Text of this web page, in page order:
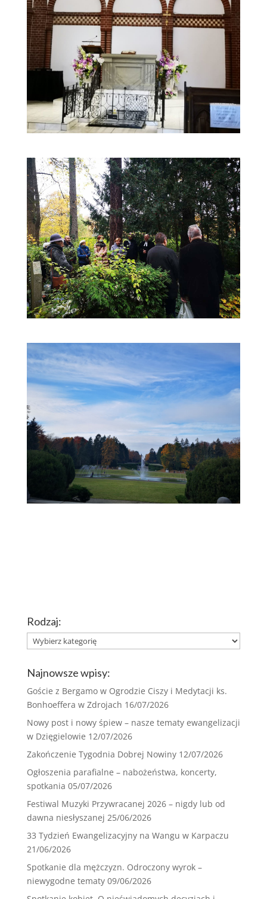
Rodzaj:
Rodzaj:
Najnowsze wpisy:
Goście z Bergamo w Ogrodzie Ciszy i Medytacji ks.
Bonhoeffera w Zdrojach 16/07/2026
Nowy post i nowy śpiew – nasze tematy ewangelizacji
w Dzięgielowie 12/07/2026
Zakończenie Tygodnia Dobrej Nowiny 12/07/2026
Ogłoszenia parafialne – nabożeństwa, koncerty,
spotkania 05/07/2026
Festiwal Muzyki Przywracanej 2026 – nigdy lub od
dawna niesłyszanej 25/06/2026
33 Tydzień Ewangelizacyjny na Wangu w Karpaczu
21/06/2026
Spotkanie dla mężczyzn. Odroczony wyrok –
niewygodne tematy 09/06/2026